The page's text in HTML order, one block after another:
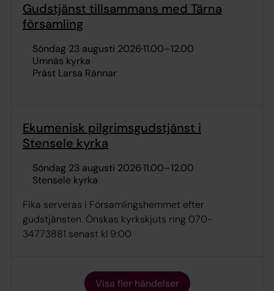
Gudstjänst tillsammans med Tärna
församling
söndag 23 augusti 2026·11.00–12.00
Umnäs kyrka
Präst Larsa Rännar
Ekumenisk pilgrimsgudstjänst i
Stensele kyrka
söndag 23 augusti 2026·11.00–12.00
Stensele kyrka
Fika serveras i Församlingshemmet efter
gudstjänsten. Önskas kyrkskjuts ring 070-
34773881 senast kl 9:00
Visa fler händelser